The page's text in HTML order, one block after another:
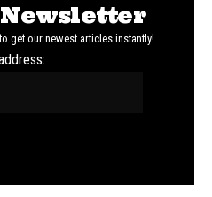
get our newest articles instantly!